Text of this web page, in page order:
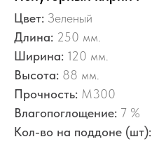
Цвет: Зеленый
Длина: 250 мм.
Ширина: 120 мм.
Высота: 88 мм.
Прочность: M300
Влагопоглощение: 7 %
Кол-во на поддоне (шт):